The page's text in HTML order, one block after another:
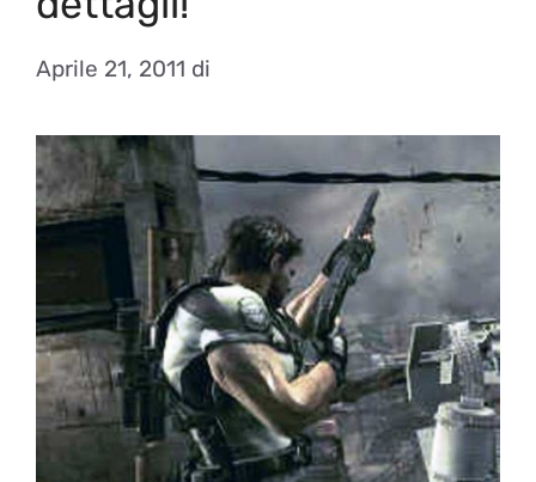
Aprile 21, 2011 di